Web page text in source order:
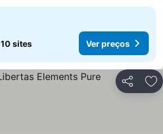
10 sites Ver preços
Partilhar